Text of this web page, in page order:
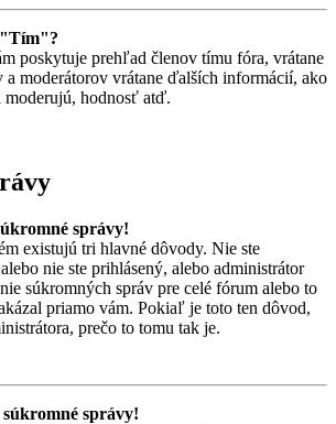
"Tím"?
poskytuje prehľad členov tímu fóra, vrátane
a moderátorov vrátane ďalších informácií, ako
moderujú, hodnosť atď.
správy!
existujú tri hlavné dôvody. Nie ste
nie ste prihlásený, alebo administrátor
súkromných správ pre celé fórum alebo to
priamo vám. Pokiaľ je toto ten dôvod,
prečo to tomu tak je.
súkromné správy!